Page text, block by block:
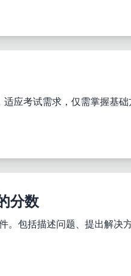
应考试需求，仅需掌握基础
分数
包括描述问题、提出解决